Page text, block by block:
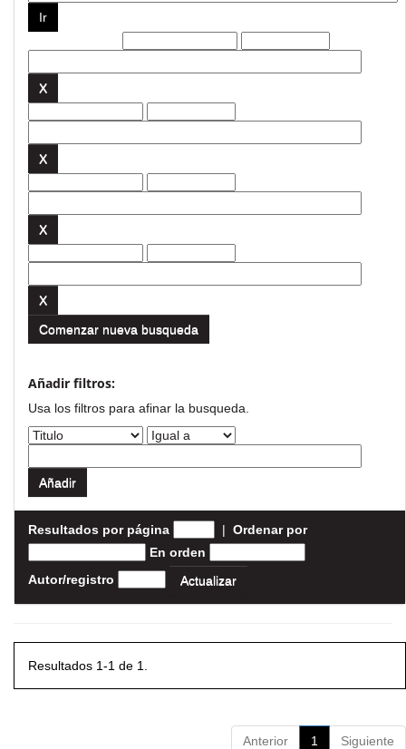
Comenzar nueva busqueda
Añadir filtros:
Usa los filtros para afinar la busqueda.
Resultados por página | Ordenar por
En orden
Autor/registro
Resultados 1-1 de 1.
Anterior 1 Siguiente